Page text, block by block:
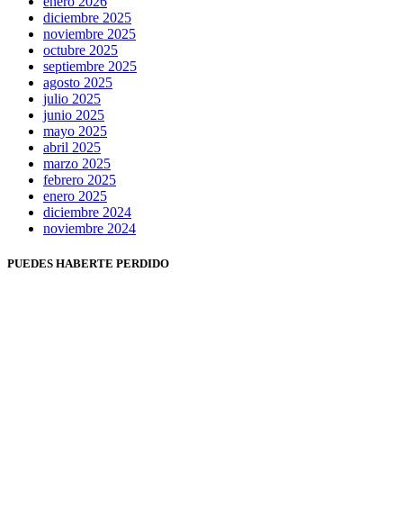
diciembre 2025
noviembre 2025
octubre 2025
septiembre 2025
agosto 2025
julio 2025
junio 2025
mayo 2025
abril 2025
marzo 2025
febrero 2025
enero 2025
diciembre 2024
noviembre 2024
PUEDES HABERTE PERDIDO